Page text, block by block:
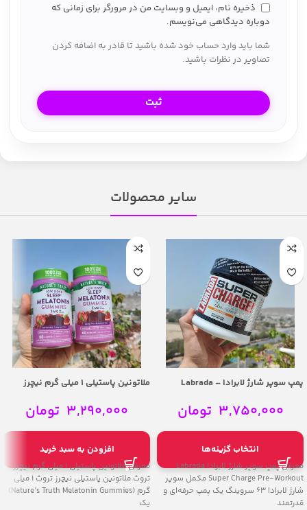
ذخیره نام، ایمیل و وبسایت من در مرورگر برای زمانی که
دوباره دیدگاهی می‌نویسم.
شما باید وارد حساب خود شده باشید تا قادر به اضافه کردن
تصاویر در نظرات باشید.
سایر محصولات
پمپ سوپر شارژ لابرادا – Labrada
3,750,000 تومان
انتخاب گزینه‌ها
معرفی پمپ سوپر شارژ لابرادا Labrada
Super Charge Pre-Workout مکمل سوپر
شارژ لابرادا 63 سروینگ یک پمپ حرفه‌ای و
قدرتمند
ملاتونین پاستیلی 1 میلی گرم نیچرز
Gummies 1 mg 60 Gummies
3,290,000 تومان
افزودن به سبد خرید
معرفی ملاتونین پاستیلی 1 میلی گرم نیچرز
تروث ملاتونین پاستیلی نیچرز تروث 1 میلی
گرم (Nature’s Truth Melatonin Gummies)
یک